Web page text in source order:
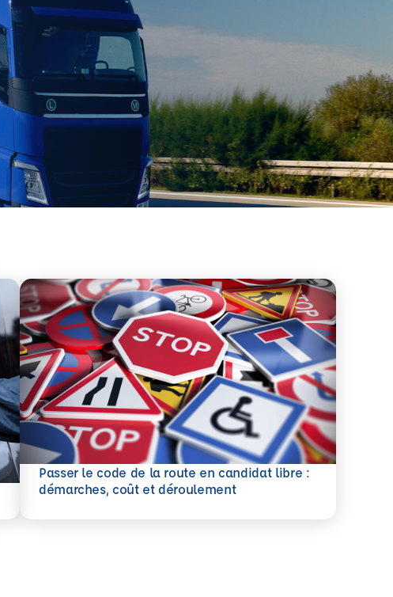
Passer le code de la route en candidat libre :
démarches, coût et déroulement
En savoir plus